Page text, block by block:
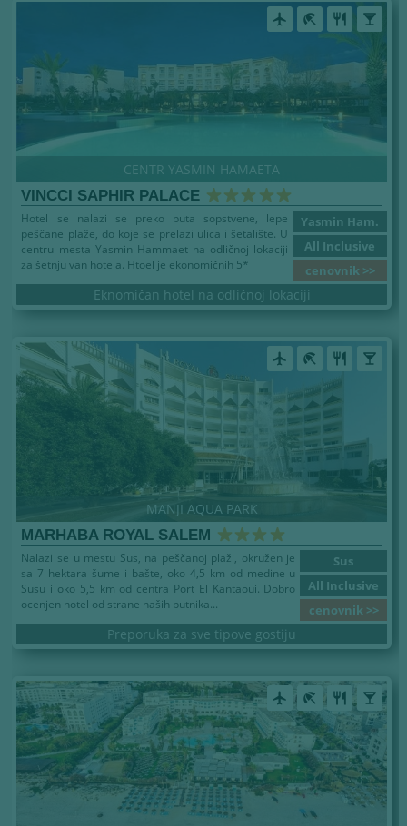
airplanemode_active beach_access restaurant local_bar
CENTR YASMIN HAMAETA
VINCCI SAPHIR PALACE
Yasmin Ham.
All Inclusive
cenovnik >>
Hotel se nalazi se preko puta sopstvene, lepe
peščane plaže, do koje se prelazi ulica i šetalište. U
centru mesta Yasmin Hammaet na odličnoj lokaciji
za šetnju van hotela. Htoel je ekonomičnih 5*
Eknomičan hotel na odličnoj lokaciji
airplanemode_active beach_access restaurant local_bar
MANJI AQUA PARK
MARHABA ROYAL SALEM
Sus
All Inclusive
cenovnik >>
Nalazi se u mestu Sus, na peščanoj plaži, okružen je
sa 7 hektara šume i bašte, oko 4,5 km od medine u
Susu i oko 5,5 km od centra Port El Kantaoui. Dobro
ocenjen hotel od strane naših putnika...
Preporuka za sve tipove gostiju
airplanemode_active beach_access restaurant local_bar